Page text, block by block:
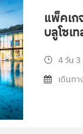
แพ็คเก
บลูโซเ
4 วัน
เดินท